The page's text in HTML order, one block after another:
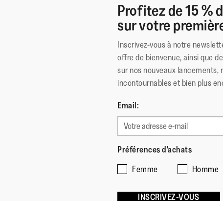
Profitez de 15 %
sur votre
Inscrivez-vous à notre
offre de bienvenue, ainsi que
sur nos nouveaux lancements,
incontournables et bien plus
Email:
Préférences d'achats
Femme
Homme
INSCRIVEZ-VOUS